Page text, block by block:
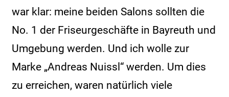
war klar: meine beiden Salons sollten die
No. 1 der Friseurgeschäfte in Bayreuth und
Umgebung werden. Und ich wolle zur
Marke „Andreas Nuissl“ werden. Um dies
zu erreichen, waren natürlich viele